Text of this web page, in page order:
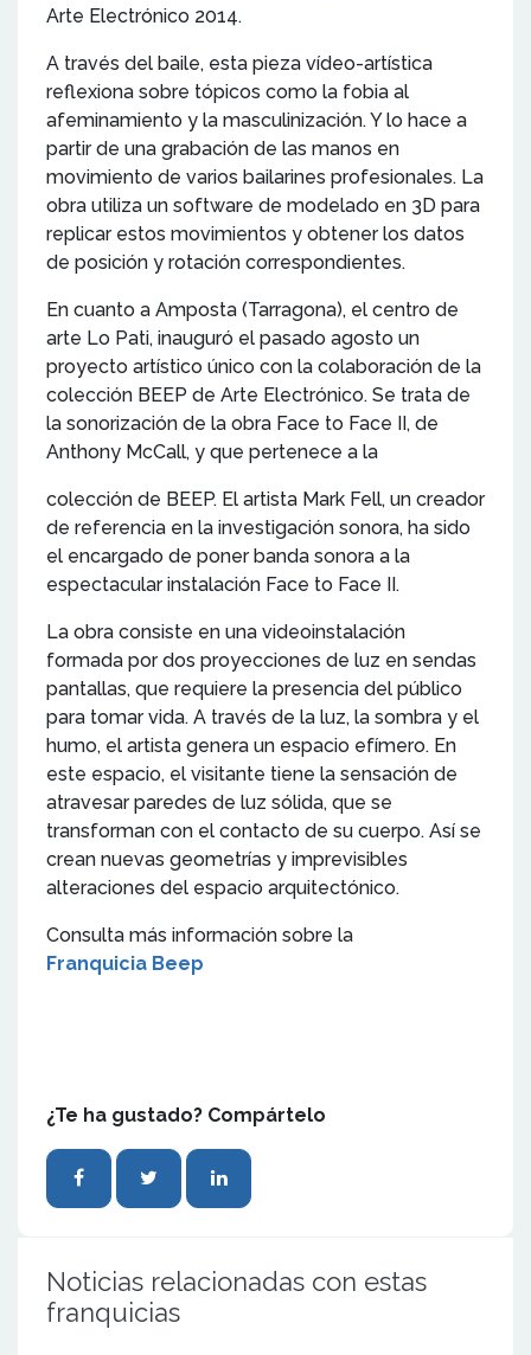
Arte Electrónico 2014.
A través del baile, esta pieza vídeo-artística
reflexiona sobre tópicos como la fobia al
afeminamiento y la masculinización. Y lo hace a
partir de una grabación de las manos en
movimiento de varios bailarines profesionales. La
obra utiliza un software de modelado en 3D para
replicar estos movimientos y obtener los datos
de posición y rotación correspondientes.
En cuanto a Amposta (Tarragona), el centro de
arte Lo Pati, inauguró el pasado agosto un
proyecto artístico único con la colaboración de la
colección BEEP de Arte Electrónico. Se trata de
la sonorización de la obra Face to Face II, de
Anthony McCall, y que pertenece a la
colección de BEEP. El artista Mark Fell, un creador
de referencia en la investigación sonora, ha sido
el encargado de poner banda sonora a la
espectacular instalación Face to Face II.
La obra consiste en una videoinstalación
formada por dos proyecciones de luz en sendas
pantallas, que requiere la presencia del público
para tomar vida. A través de la luz, la sombra y el
humo, el artista genera un espacio efímero. En
este espacio, el visitante tiene la sensación de
atravesar paredes de luz sólida, que se
transforman con el contacto de su cuerpo. Así se
crean nuevas geometrías y imprevisibles
alteraciones del espacio arquitectónico.
Consulta más información sobre la
Franquicia Beep
¿Te ha gustado? Compártelo
Noticias relacionadas con estas
franquicias